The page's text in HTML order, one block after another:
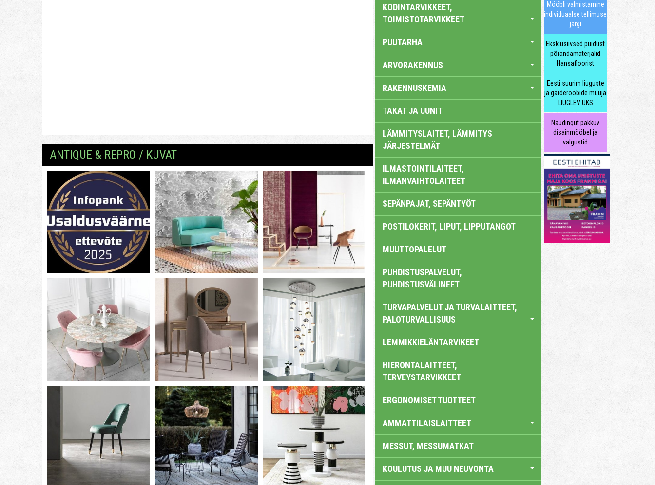
ANTIQUE & REPRO / KUVAT
KODINTARVIKKEET,
TOIMISTOTARVIKKEET
PUUTARHA
ARVORAKENNUS
RAKENNUSKEMIA
TAKAT JA UUNIT
LÄMMITYSLAITET, LÄMMITYS
JÄRJESTELMÄT
ILMASTOINTILAITEET,
ILMANVAIHTOLAITEET
SEPÄNPAJAT, SEPÄNTYÖT
POSTILOKERIT, LIPUT, LIPPUTANGOT
MUUTTOPALELUT
PUHDISTUSPALVELUT,
PUHDISTUSVÄLINEET
TURVAPALVELUT JA TURVALAITTEET,
PALOTURVALLISUUS
LEMMIKKIELÄNTARVIKEET
HIERONTALAITTEET,
TERVEYSTARVIKKEET
ERGONOMISET TUOTTEET
AMMATTILAISLAITTEET
MESSUT, MESSUMATKAT
KOULUTUS JA MUU NEUVONTA
Mööbli valmistamine
individuaalse tellimuse
järgi
Eksklusiivsed puidust
põrandamaterjalid
Hansafloorist
Eesti suurim liuguste
ja garderoobide müüja
LIUGLEV UKS
Naudingut pakkuv
disainmööbel ja
valgustid